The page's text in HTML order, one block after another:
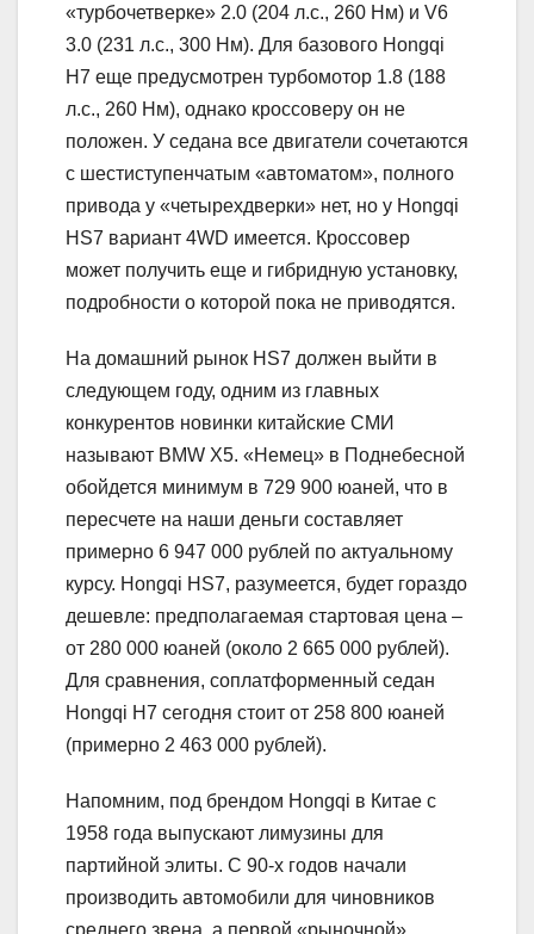
«турбочетверке» 2.0 (204 л.с., 260 Нм) и V6
3.0 (231 л.с., 300 Нм). Для базового Hongqi
H7 еще предусмотрен турбомотор 1.8 (188
л.с., 260 Нм), однако кроссоверу он не
положен. У седана все двигатели сочетаются
с шестиступенчатым «автоматом», полного
привода у «четырехдверки» нет, но у Hongqi
HS7 вариант 4WD имеется. Кроссовер
может получить еще и гибридную установку,
подробности о которой пока не приводятся.
На домашний рынок HS7 должен выйти в
следующем году, одним из главных
конкурентов новинки китайские СМИ
называют BMW X5. «Немец» в Поднебесной
обойдется минимум в 729 900 юаней, что в
пересчете на наши деньги составляет
примерно 6 947 000 рублей по актуальному
курсу. Hongqi HS7, разумеется, будет гораздо
дешевле: предполагаемая стартовая цена –
от 280 000 юаней (около 2 665 000 рублей).
Для сравнения, соплатформенный седан
Hongqi H7 сегодня стоит от 258 800 юаней
(примерно 2 463 000 рублей).
Напомним, под брендом Hongqi в Китае с
1958 года выпускают лимузины для
партийной элиты. С 90-х годов начали
производить автомобили для чиновников
среднего звена, а первой «рыночной»